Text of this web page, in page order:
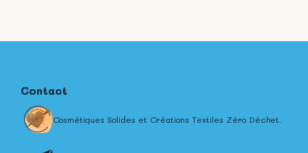
Contact
Cosmétiques Solides et Créations Textiles Zéro Déchet.